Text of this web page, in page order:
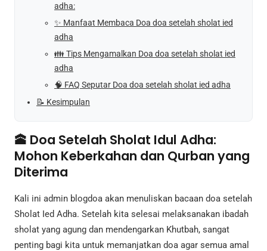
adha:
✨ Manfaat Membaca Doa doa setelah sholat ied
adha
👪 Tips Mengamalkan Doa doa setelah sholat ied
adha
🧠 FAQ Seputar Doa doa setelah sholat ied adha
📝 Kesimpulan
🕋 Doa Setelah Sholat Idul Adha:
Mohon Keberkahan dan Qurban yang
Diterima
Kali ini admin blogdoa akan menuliskan bacaan doa setelah
Sholat Ied Adha. Setelah kita selesai melaksanakan ibadah
sholat yang agung dan mendengarkan Khutbah, sangat
penting bagi kita untuk memanjatkan doa agar semua amal